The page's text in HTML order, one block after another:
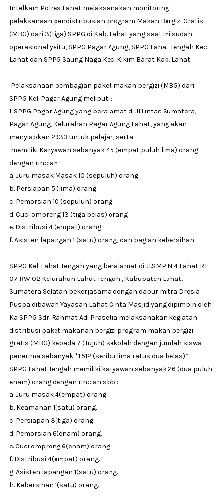
Intelkam Polres Lahat melaksanakan monitoring
pelaksanaan pendistribusian program Makan Bergizi Gratis
(MBG) dari 3(tiga) SPPG di Kab. Lahat yang saat ini sudah
operasional yaitu, SPPG Pagar Agung, SPPG Lahat Tengah Kec.
Lahat dan SPPG Saung Naga Kec. Kikim Barat Kab. Lahat.
Pelaksanaan pembagian paket makan bergizi (MBG) dari
SPPG Kel. Pagar Agung meliputi :
1. SPPG Pagar Agung yang beralamat di Jl.Lintas Sumatera,
Pagar Agung, Kelurahan Pagar Agung Lahat, yang akan
menyiapkan 2933 untuk pelajar, serta
memiliki Karyawan sebanyak 45 (empat puluh lima) orang
dengan rincian :
a. Juru masak Masak 10 (sepuluh) orang
b. Persiapan 5 (lima) orang
c. Pemorsian 10 (sepuluh) orang
d. Cuci ompreng 13 (tiga belas) orang
e. Distribusi 4 (empat) orang
f. Asisten lapangan 1 (satu) orang, dan bagian kebersihan.
SPPG Kel. Lahat Tengah yang beralamat di Jl.SMP N 4 Lahat RT
07 RW 02 Kelurahan Lahat Tengah , Kabupaten Lahat,
Sumatera Selatan bekerjasama dengan dapur mitra Dresia
Puspa dibawah Yayasan Lahat Cinta Masjid yang dipimpin oleh
Ka SPPG Sdr. Rahmat Adi Prasetia melaksanakan kegiatan
distribusi paket makanan bergizi program makan bergizi
gratis (MBG) kepada 7 (Tujuh) sekolah dengan jumlah siswa
penerima sebanyak *1.512 (seribu lima ratus dua belas)*
SPPG Lahat Tengah memiliki karyawan sebanyak 26 (dua puluh
enam) orang dengan rincian sbb :
a. Juru masak 4(empat) orang.
b. Keamanan 1(satu) orang.
c. Persiapan 3(tiga) orang.
d. Pemorsian 6(enam) orang.
e. Cuci ompreng 6(enam) orang.
f. Distribusi 4(empat) orang.
g. Asisten lapangan 1(satu) orang.
h. Kebersihan 1(satu) orang.